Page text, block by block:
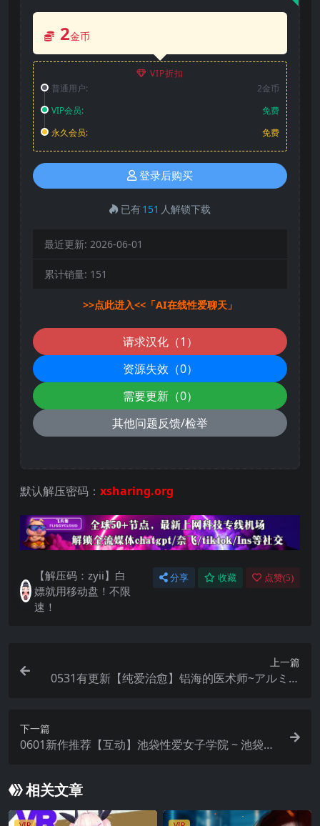
2金币
VIP折扣
普通用户:
2金币
VIP会员:
免费
永久会员:
免费
登录后购买
已有151 人解锁下载
最近更新: 2026-06-01
累计销量: 151
>>点此进入<<「AI在线性爱聊天」
请求汉化（1）
资源失效（0）
需要更新（0）
其他问题反馈/检举
默认解压密码： xsharing.org
【解压码：zyii】白
嫖就用移动盘！不限
速！
分享 收藏 点赞(5)
上一篇
0531有更新【纯爱治愈】铝海的医术师~アルミオ
下一篇
0601新作推荐【互动】池袋性爱女子学院 ~ 池袋セ
相关文章